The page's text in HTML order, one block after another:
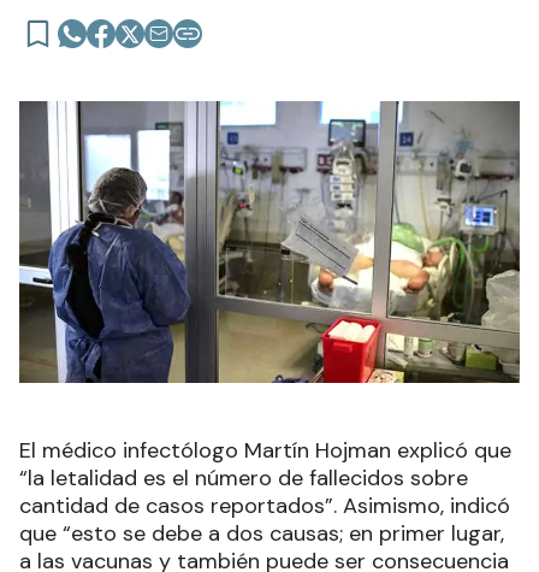
El médico infectólogo Martín Hojman explicó que
“la letalidad es el número de fallecidos sobre
cantidad de casos reportados”. Asimismo, indicó
que “esto se debe a dos causas; en primer lugar,
a las vacunas y también puede ser consecuencia